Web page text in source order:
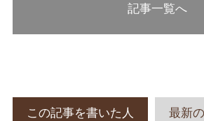
記事一覧へ
この記事を書いた人 最新